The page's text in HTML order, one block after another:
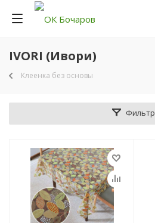
IVORI (Ивори)
Клеенка без основы
Фильтр